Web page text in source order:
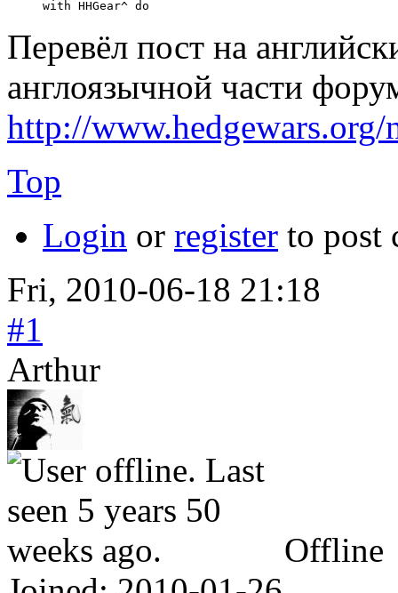
Перевёл пост на
англоязычной части
http://www.hedgewars.org/
Top
Login or register to post
Fri, 2010-06-18 21:18
#1
Arthur
Offline